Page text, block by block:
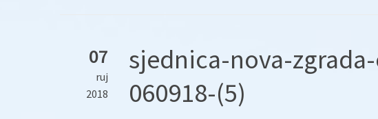
07
ruj
2018
sjednica-nova-
060918-(5)